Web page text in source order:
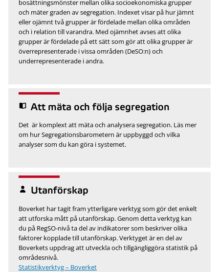
bosättningsmönster mellan olika socioekonomiska grupper
och mäter graden av segregation. Indexet visar på hur jämnt
eller ojämnt två grupper är fördelade mellan olika områden
och i relation till varandra. Med ojämnhet avses att olika
grupper är fördelade på ett sätt som gör att olika grupper är
överrepresenterade i vissa områden (DeSO:n) och
underrepresenterade i andra.
Att mäta och följa segregation
Det är komplext att mäta och analysera segregation. Läs mer
om hur Segregationsbarometern är uppbyggd och vilka
analyser som du kan göra i systemet.
Utanförskap
Boverket har tagit fram ytterligare verktyg som gör det enkelt
att utforska mått på utanförskap. Genom detta verktyg kan
du på RegSO-nivå ta del av indikatorer som beskriver olika
faktorer kopplade till utanförskap. Verktyget är en del av
Boverkets uppdrag att utveckla och tillgängliggöra statistik på
områdesnivå.
Statistikverktyg – Boverket